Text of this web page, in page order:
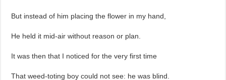
But instead of him placing the flower in my hand,
He held it mid-air without reason or plan.
It was then that I noticed for the very first time
That weed-toting boy could not see: he was blind.